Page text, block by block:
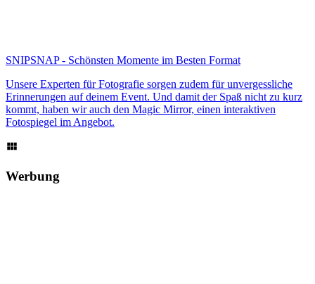
SNIPSNAP - Schönsten Momente im Besten Format
Unsere Experten für Fotografie sorgen zudem für unvergessliche
Erinnerungen auf deinem Event. Und damit der Spaß nicht zu kurz
kommt, haben wir auch den Magic Mirror, einen interaktiven
Fotospiegel im Angebot.
Werbung